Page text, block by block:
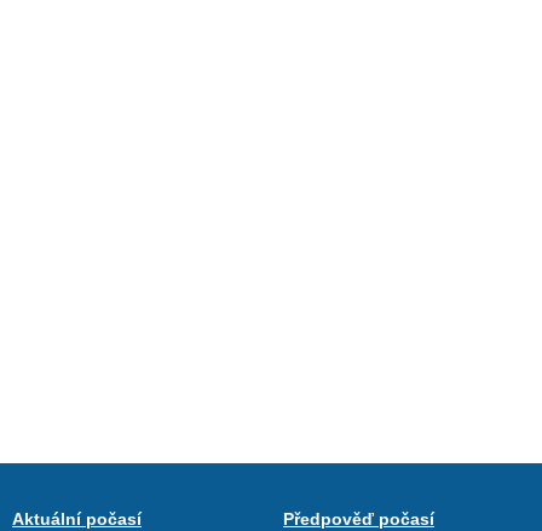
Aktuální počasí
Předpověď počasí